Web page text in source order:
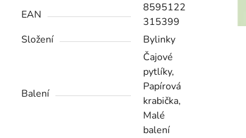
EAN
8595122
315399
Složení
Bylinky
Balení
Čajové
pytlíky,
Papírová
krabička,
Malé
balení